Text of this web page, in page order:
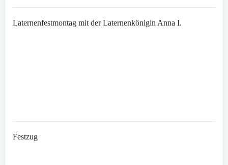
Laternenfestmontag mit der Laternenkönigin Anna I.
Festzug